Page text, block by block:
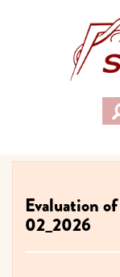
Evaluation
02_2026